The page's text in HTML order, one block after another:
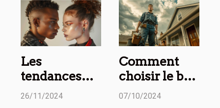
Les
tendances
actuelles des
26/11/2024
Comment
choisir le bon
service de
07/10/2024